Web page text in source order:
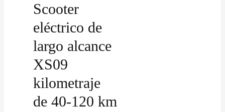
Scooter
eléctrico de
largo alcance
XS09
kilometraje
de 40-120 km